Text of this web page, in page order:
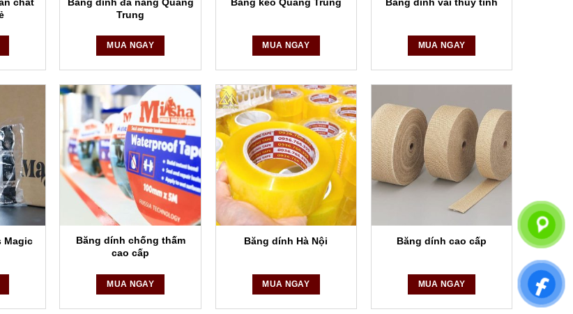
tôi có thể sản xuất theo đúng nhu cầu, mong muốn của khách hàng.
dính đồng
x 50mm x 0.065mm x 50m.
x 25m x 0.06mm.
x 50m x 0.06mm
x 10cm x 0.065mm
10mm x 25m
x 25mm (PK300)
Trung
MUA NGAY
Băng keo Quang Trung
MUA NGAY
Băng dính vải thủy tinh
MUA NGAY
Magic
Băng dính chống thấm
cao cấp
MUA NGAY
Băng dính Hà Nội
MUA NGAY
Băng dính cao cấp
MUA NGAY